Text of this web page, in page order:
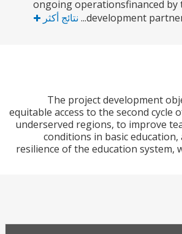
ongoing
development
نتائج أكثر
The project
equitable access to the
underserved regions, to
conditions in basic
resilience of the education